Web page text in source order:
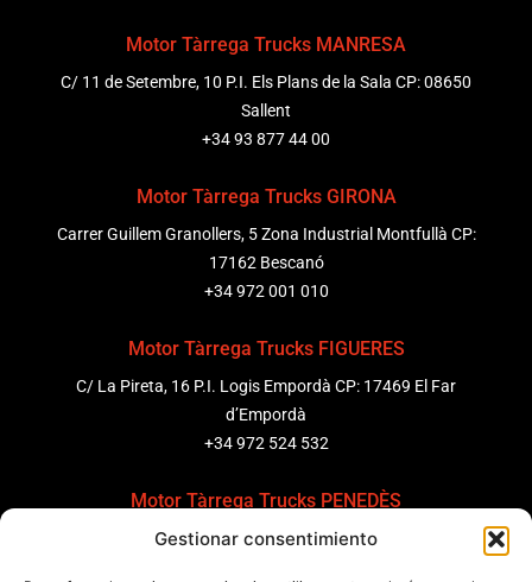
Gestionar consentimiento
Motor Tàrrega Trucks MANRESA
C/ 11 de Setembre, 10 P.I. Els Plans de la Sala CP: 08650
Sallent
+34 93 877 44 00
Motor Tàrrega Trucks GIRONA
Carrer Guillem Granollers, 5 Zona Industrial Montfullà CP:
17162 Bescanó
+34 972 001 010
Motor Tàrrega Trucks FIGUERES
C/ La Pireta, 16 P.I. Logis Empordà CP: 17469 El Far
d’Empordà
+34 972 524 532
Motor Tàrrega Trucks PENEDÈS
C/ Ponent 8, Pol. Ind. Sant Pere Molanta, CP: 08799